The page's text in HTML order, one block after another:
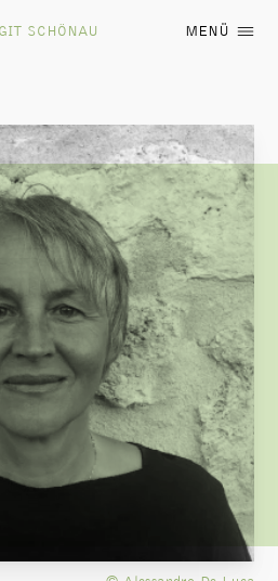
SCHÖNAU MENÜ